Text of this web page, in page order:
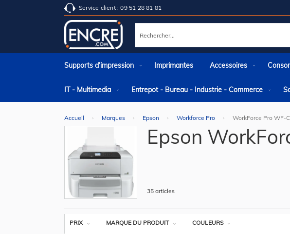
Service client : 09 51 28 81 81
Rechercher
Supports d’impression Imprimantes Accessoires
IT - Multimedia Entrepot - Bureau - Industrie - Commerce
Accueil Marques Epson Workforce Pro WorkForce Pro WF-
Epson
PRIX MARQUE DU PRODUIT COULEURS
35 articles